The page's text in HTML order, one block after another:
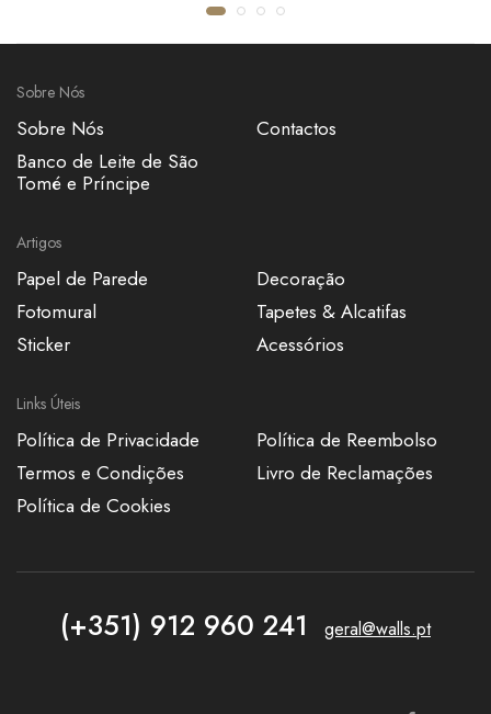
Sobre Nós
Sobre Nós
Banco de Leite de São
Tomé e Príncipe
Contactos
Artigos
Papel de Parede
Fotomural
Sticker
Decoração
Tapetes & Alcatifas
Acessórios
Links Úteis
Política de Privacidade
Termos e Condições
Política de Cookies
Política de Reembolso
Livro de Reclamações
(+351) 912 960 241 geral@walls.pt